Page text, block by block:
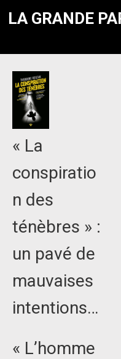
LA GRANDE
« La
conspiratio
n des
ténèbres » :
un pavé de
mauvaises
intentions…
« L’homme